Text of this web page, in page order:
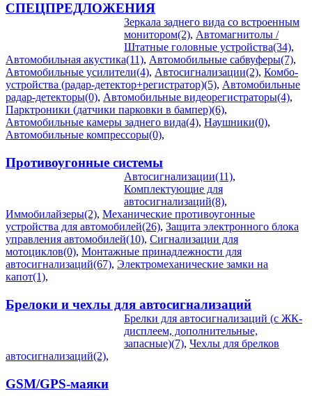
СПЕЦПРЕДЛОЖЕНИЯ
Зеркала заднего вида со встроенным
монитором(2), Автомагнитолы /
Штатные головные устройства(34),
Автомобильная акустика(11), Автомобильные сабвуферы(7),
Автомобильные усилители(4), Автосигнализации(2), Комбо-
устройства (радар-детектор+регистратор)(5), Автомобильные
радар-детекторы(0), Автомобильные видеорегистраторы(4),
Парктроники (датчики парковки в бампер)(6),
Автомобильные камеры заднего вида(4), Наушники(0),
Автомобильные компрессоры(0),
Противоугонные системы
Автосигнализации(11),
Комплектующие для
автосигнализаций(8),
Иммобилайзеры(2), Механические противоугонные
устройства для автомобилей(26), Защита электронного блока
управления автомобилей(10), Сигнализации для
мотоциклов(0), Монтажные принадлежности для
автосигнализаций(67), Электромеханические замки на
капот(1),
Брелоки и чехлы для автосигнализаций
Брелки для автосигнализаций (с ЖК-
дисплеем, дополнительные,
запасные)(7), Чехлы для брелков
автосигнализаций(2),
GSM/GPS-маяки